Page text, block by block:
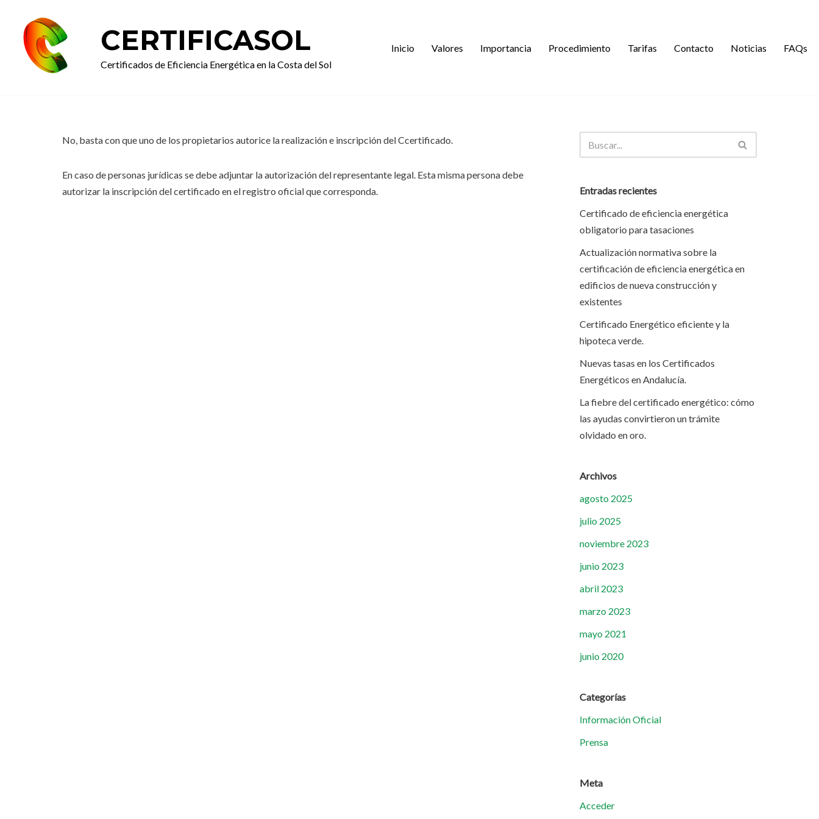
Saltar
contenido
CERTIFICASOL
Certificados de Eficiencia Energética en la Costa del Sol
Inicio Valores Importancia Procedimiento Tarifas Contacto Noticias FAQs
No, basta con que uno de los propietarios autorice la realización e inscripción del Ccertificado.
En caso de personas jurídicas se debe adjuntar la autorización del representante legal. Esta misma persona debe
autorizar la inscripción del certificado en el registro oficial que corresponda.
Entradas recientes
Certificado de eficiencia energética
obligatorio para tasaciones
Actualización normativa sobre la
certificación de eficiencia energética en
edificios de nueva construcción y
existentes
Certificado Energético eficiente y la
hipoteca verde.
Nuevas tasas en los Certificados
Energéticos en Andalucía.
La fiebre del certificado energético: cómo
las ayudas convirtieron un trámite
olvidado en oro.
Archivos
agosto 2025
julio 2025
noviembre 2023
junio 2023
abril 2023
marzo 2023
mayo 2021
junio 2020
Categorías
Información Oficial
Prensa
Meta
Acceder